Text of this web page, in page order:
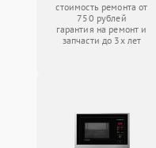
стоимость ремонта от
750 рублей
гарантия на ремонт и
запчасти до 3х лет